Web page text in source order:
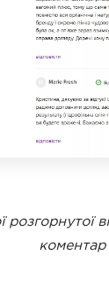
розгорнутої
коментар